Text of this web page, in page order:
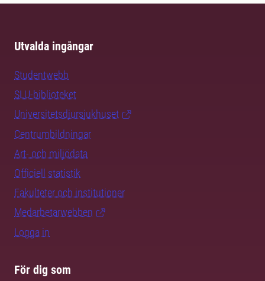
Utvalda ingångar
Studentwebb
SLU-biblioteket
Universitetsdjursjukhuset
Centrumbildningar
Art- och miljödata
Officiell statistik
Fakulteter och institutioner
Medarbetarwebben
Logga in
För dig som